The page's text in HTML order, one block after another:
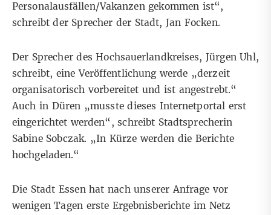
Personalausfällen/Vakanzen gekommen ist“,
schreibt der Sprecher der Stadt, Jan Focken.
Der Sprecher des Hochsauerlandkreises, Jürgen Uhl,
schreibt, eine Veröffentlichung werde „derzeit
organisatorisch vorbereitet und ist angestrebt.“
Auch in Düren „musste dieses Internetportal erst
eingerichtet werden“, schreibt Stadtsprecherin
Sabine Sobczak. „In Kürze werden die Berichte
hochgeladen.“
Die Stadt Essen hat nach unserer Anfrage vor
wenigen Tagen erste Ergebnisberichte im Netz